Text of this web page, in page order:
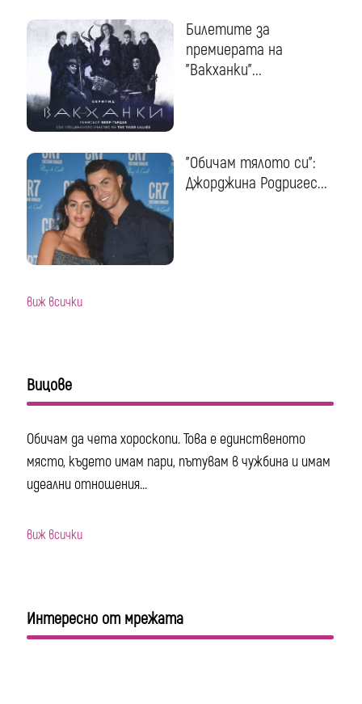
Билетите за
премиерата на
"Вакханки"...
"Обичам тялото си":
Джорджина Родригес...
виж всички
Вицове
Обичам да чета хороскопи. Това е единственото
място, където имам пари, пътувам в чужбина и имам
идеални отношения...
виж всички
Интересно от мрежата